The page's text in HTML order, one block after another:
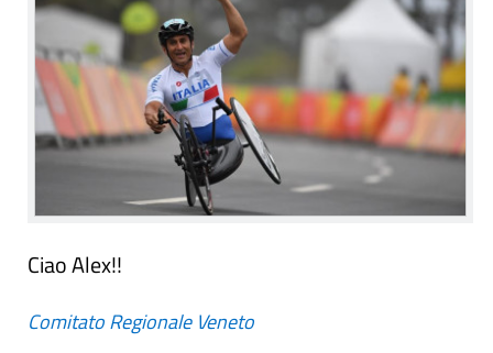
Ciao Alex!!
Comitato Regionale Veneto